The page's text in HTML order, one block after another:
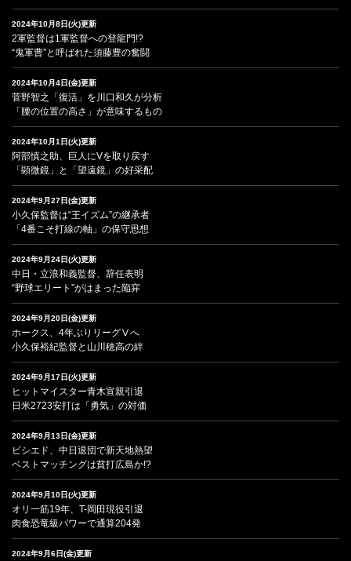
2024年10月8日(火)更新
2軍監督は1軍監督への登龍門!?
“鬼軍曹”と呼ばれた須藤豊の奮闘
2024年10月4日(金)更新
菅野智之「復活」を川口和久が分析
「腰の位置の高さ」が意味するもの
2024年10月1日(火)更新
阿部慎之助、巨人にVを取り戻す
「顕微鏡」と「望遠鏡」の好采配
2024年9月27日(金)更新
小久保監督は“王イズム”の継承者
「4番こそ打線の軸」の保守思想
2024年9月24日(火)更新
中日・立浪和義監督、辞任表明
“野球エリート”がはまった陥穽
2024年9月20日(金)更新
ホークス、4年ぶりリーグⅤへ
小久保裕紀監督と山川穂高の絆
2024年9月17日(火)更新
ヒットマイスター青木宣親引退
日米2723安打は「勇気」の対価
2024年9月13日(金)更新
ビシエド、中日退団で新天地熱望
ベストマッチングは貧打広島か!?
2024年9月10日(火)更新
オリ一筋19年、T-岡田現役引退
肉食恐竜級パワーで通算204発
2024年9月6日(金)更新